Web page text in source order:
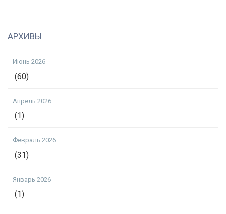
АРХИВЫ
Июнь 2026
(60)
Апрель 2026
(1)
Февраль 2026
(31)
Январь 2026
(1)